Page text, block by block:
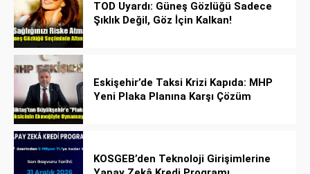
TOD Uyardı: Güneş Gözlüğü Sadece
Şıklık Değil, Göz İçin Kalkan!
Eskişehir’de Taksi Krizi Kapıda: MHP
Yeni Plaka Planına Karşı Çözüm
KOSGEB’den Teknoloji Girişimlerine